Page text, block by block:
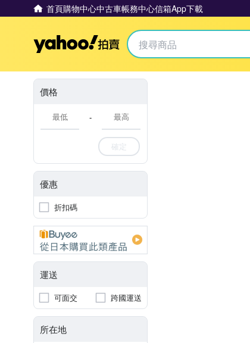
首頁購物中心中古車帳務中心信箱App下載
Yahoo拍賣
價格
-
確定
優惠
折扣碼
運送
可面交 跨國運送
所在地